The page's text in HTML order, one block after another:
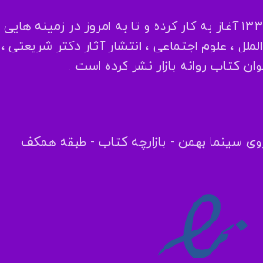
انتشارات چاپخش از سال ۱۳۳۶ آغاز به کار کرده و تا به امروز در زمینه هایی
، علوم اجتماعی ، انتشار آثار دکتر شریعتی ،
سینما بهمن - بازارچه کتاب - طبقه همکف